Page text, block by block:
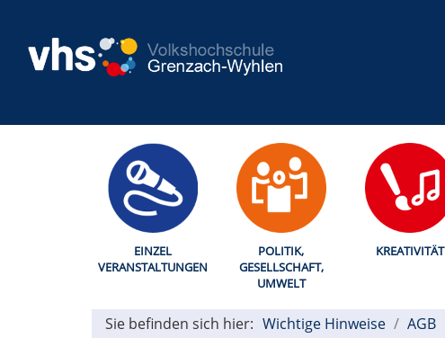
EINZEL
VERANSTALTUNGEN
POLITIK,
GESELLSCHAFT,
UMWELT
KREATIVITÄT
Sie befinden sich hier: Wichtige Hinweise AGB